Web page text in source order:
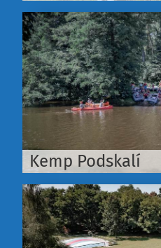
Kemp Podskalí